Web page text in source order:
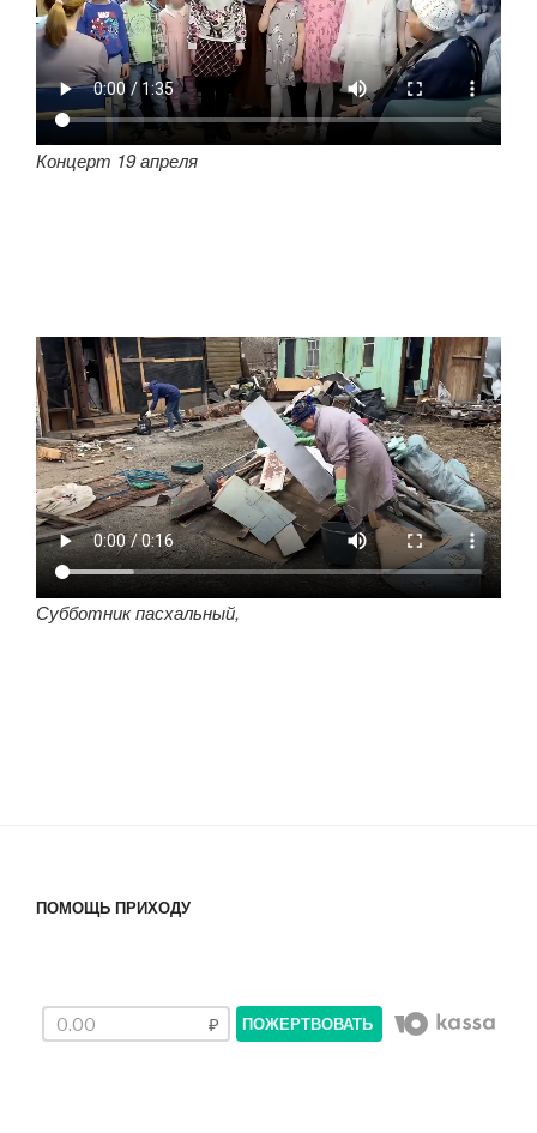
Концерт 19 апреля
Субботник пасхальный,
ПОМОЩЬ ПРИХОДУ
ПОЖЕРТВОВАТЬ